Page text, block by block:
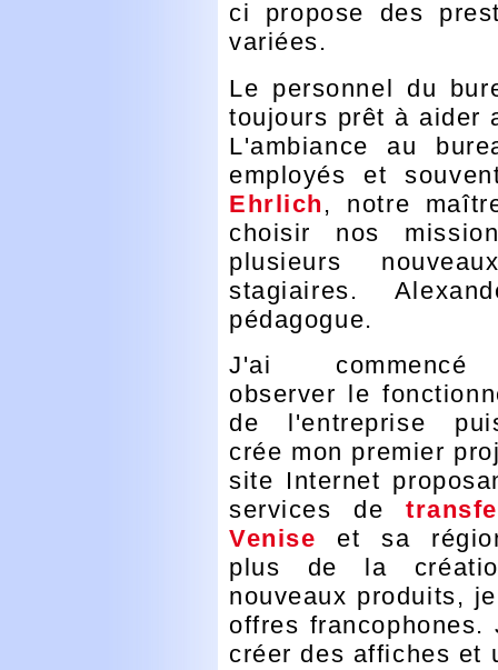
ci propose des
variées.
Le personnel du
toujours prêt à aider
L'ambiance au
employés et
Ehrlich , notre
choisir nos
plusieurs
stagiaires.
pédagogue.
J'ai
observer le
de l'entreprise
crée mon premier
site Internet
services de
Venise et sa
plus de la
nouveaux produits,
offres
créer des affiches et